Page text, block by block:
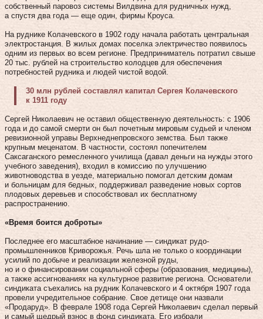
собственный паровоз системы Вилдвина для рудничных нужд,
а спустя два года — еще один, фирмы Кроуса.
На руднике Колачевского в 1902 году начала работать центральная
электростанция. В жилых домах поселка электричество появилось
одним из первых во всем регионе. Предприниматель потратил свыше
20 тыс. рублей на строительство колодцев для обеспечения
потребностей рудника и людей чистой водой.
30 млн рублей составлял капитал Сергея Колачевского
к 1911 году
Сергей Николаевич не оставил общественную деятельность: с 1906
года и до самой смерти он был почетным мировым судьей и членом
ревизионной управы Верхне­днепровского земства. Был также
крупным меценатом. В частности, состоял попечителем
Саксаганского ремесленного училища (давал деньги на нужды этого
учебного заведения), входил в комиссию по улучшению
животноводства в уезде, материально помогал детским домам
и больницам для бедных, поддерживал разведение новых сортов
плодовых деревьев и способствовал их бесплатному
распространению.
«Время боится доброты»
Последнее его масштабное начинание — синдикат рудо­
промышленников Криворожья. Речь шла не только о координации
усилий по добыче и реализации железной руды,
но и о финансировании социальной сферы (образования, медицины),
а также ассигнованиях на культурное развитие региона. Основатели
синдиката съехались на рудник Колачевского и 4 октября 1907 года
провели учредительное собрание. Свое детище они назвали
«Продаруд». В феврале 1908 года Сергей Николаевич сделал первый
и самый щедрый взнос в фонд синдиката. Его избрали